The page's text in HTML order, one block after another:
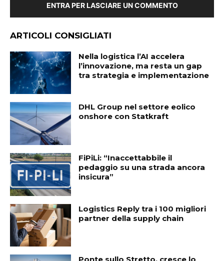
ENTRA PER LASCIARE UN COMMENTO
ARTICOLI CONSIGLIATI
Nella logistica l’AI accelera
l’innovazione, ma resta un gap
tra strategia e implementazione
DHL Group nel settore eolico
onshore con Statkraft
FiPiLi: “Inaccettabbile il
pedaggio su una strada ancora
insicura”
Logistics Reply tra i 100 migliori
partner della supply chain